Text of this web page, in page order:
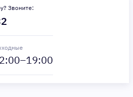
Звоните:
:00–19:00